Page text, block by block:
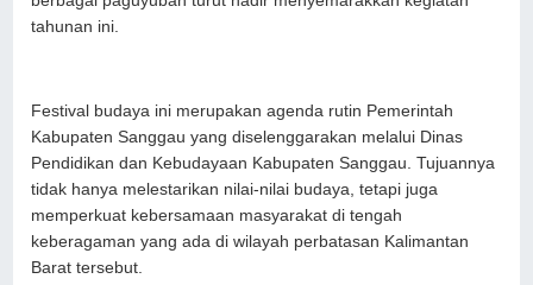
tahunan ini.
Festival budaya ini merupakan agenda rutin Pemerintah
Kabupaten Sanggau yang diselenggarakan melalui Dinas
Pendidikan dan Kebudayaan Kabupaten Sanggau. Tujuannya
tidak hanya melestarikan nilai-nilai budaya, tetapi juga
memperkuat kebersamaan masyarakat di tengah
keberagaman yang ada di wilayah perbatasan Kalimantan
Barat tersebut.